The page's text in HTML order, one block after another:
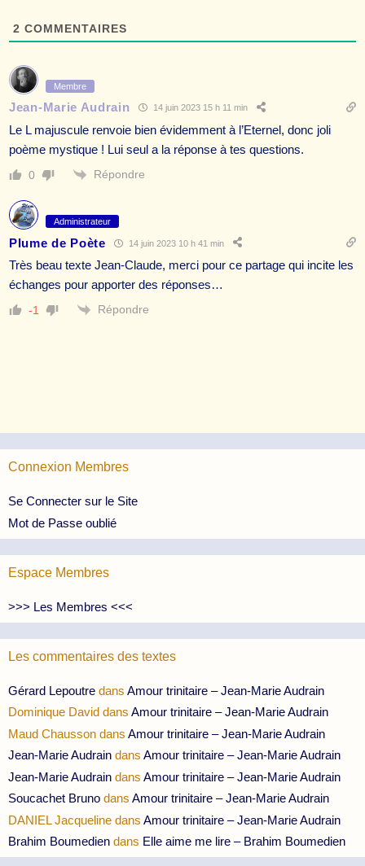
2 COMMENTAIRES
Membre
Jean-Marie Audrain 14 juin 2023 15 h 11 min
Le L majuscule renvoie bien évidemment à l’Eternel, donc joli
poème mystique ! Lui seul a la réponse à tes questions.
0 Répondre
Administrateur
Plume de Poète 14 juin 2023 10 h 41 min
Très beau texte Jean-Claude, merci pour ce partage qui incite les
échanges pour apporter des réponses…
-1 Répondre
Connexion Membres
Se Connecter sur le Site
Mot de Passe oublié
Espace Membres
>>> Les Membres <<<
Les commentaires des textes
Gérard Lepoutre dans Amour trinitaire – Jean-Marie Audrain
Dominique David dans Amour trinitaire – Jean-Marie Audrain
Maud Chausson dans Amour trinitaire – Jean-Marie Audrain
Jean-Marie Audrain dans Amour trinitaire – Jean-Marie Audrain
Jean-Marie Audrain dans Amour trinitaire – Jean-Marie Audrain
Soucachet Bruno dans Amour trinitaire – Jean-Marie Audrain
DANIEL Jacqueline dans Amour trinitaire – Jean-Marie Audrain
Brahim Boumedien dans Elle aime me lire – Brahim Boumedien